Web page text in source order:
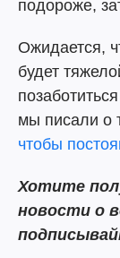
подороже,
Ожидается,
будет
мы писали о
чтобы
Хотите
новости о